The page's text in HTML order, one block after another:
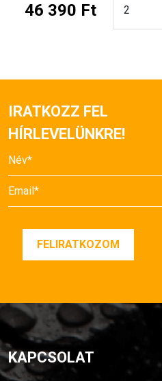
46 390 Ft
IRATKOZZ FEL
HÍRLEVELÜNKRE!
KAPCSOLAT